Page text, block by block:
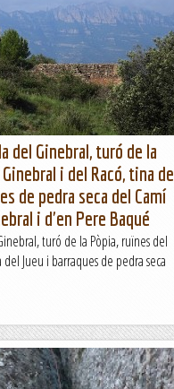
255 m - Durada: 2 h - ruta
43o905KSortim de
a la platja de Tamariu i...
del Ginebral, turó de la
i del Racó, tina de
de pedra seca del Camí
i d'en Pere Baqué
turó de la Pòpia, ruïnes del
Jueu i barraques de pedra seca